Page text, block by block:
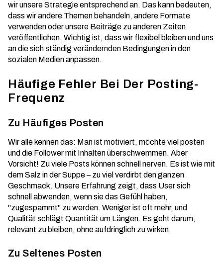
wir unsere Strategie entsprechend an. Das kann bedeuten,
dass wir andere Themen behandeln, andere Formate
verwenden oder unsere Beiträge zu anderen Zeiten
veröffentlichen. Wichtig ist, dass wir flexibel bleiben und uns
an die sich ständig verändernden Bedingungen in den
sozialen Medien anpassen.
Häufige Fehler Bei Der Posting-
Frequenz
Zu Häufiges Posten
Wir alle kennen das: Man ist motiviert, möchteviel posten
und die Follower mit Inhalten überschwemmen. Aber
Vorsicht! Zu viele Posts können schnell nerven. Es ist wie mit
dem Salz in der Suppe – zu viel verdirbt den ganzen
Geschmack. Unsere Erfahrung zeigt, dass User sich
schnell abwenden, wenn sie das Gefühl haben,
"zugespammt" zu werden. Weniger ist oft mehr, und
Qualität schlägt Quantität um Längen. Es geht darum,
relevant zu bleiben, ohne aufdringlich zu wirken.
Zu Seltenes Posten